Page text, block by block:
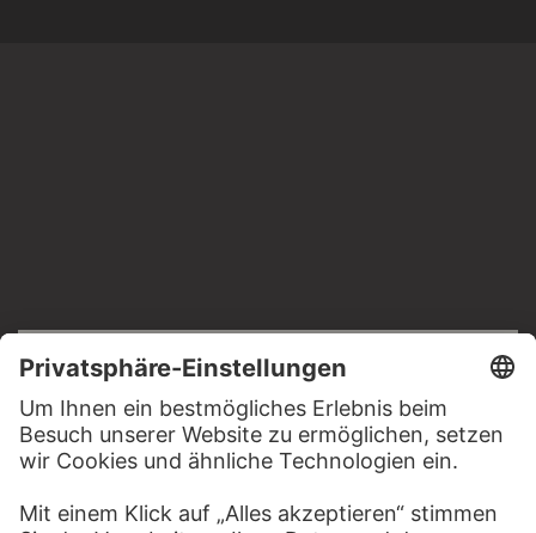
Impressum
Datenschutz
Copyright © 2026 Städel Museum
All rights reserved.
DIGITALE SAMMLUNG